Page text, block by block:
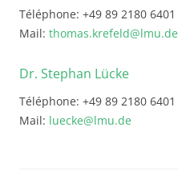
Téléphone: +49 89 2180 6401
Mail: thomas.krefeld@lmu.de
Dr. Stephan Lücke
Téléphone: +49 89 2180 6401
Mail: luecke@lmu.de